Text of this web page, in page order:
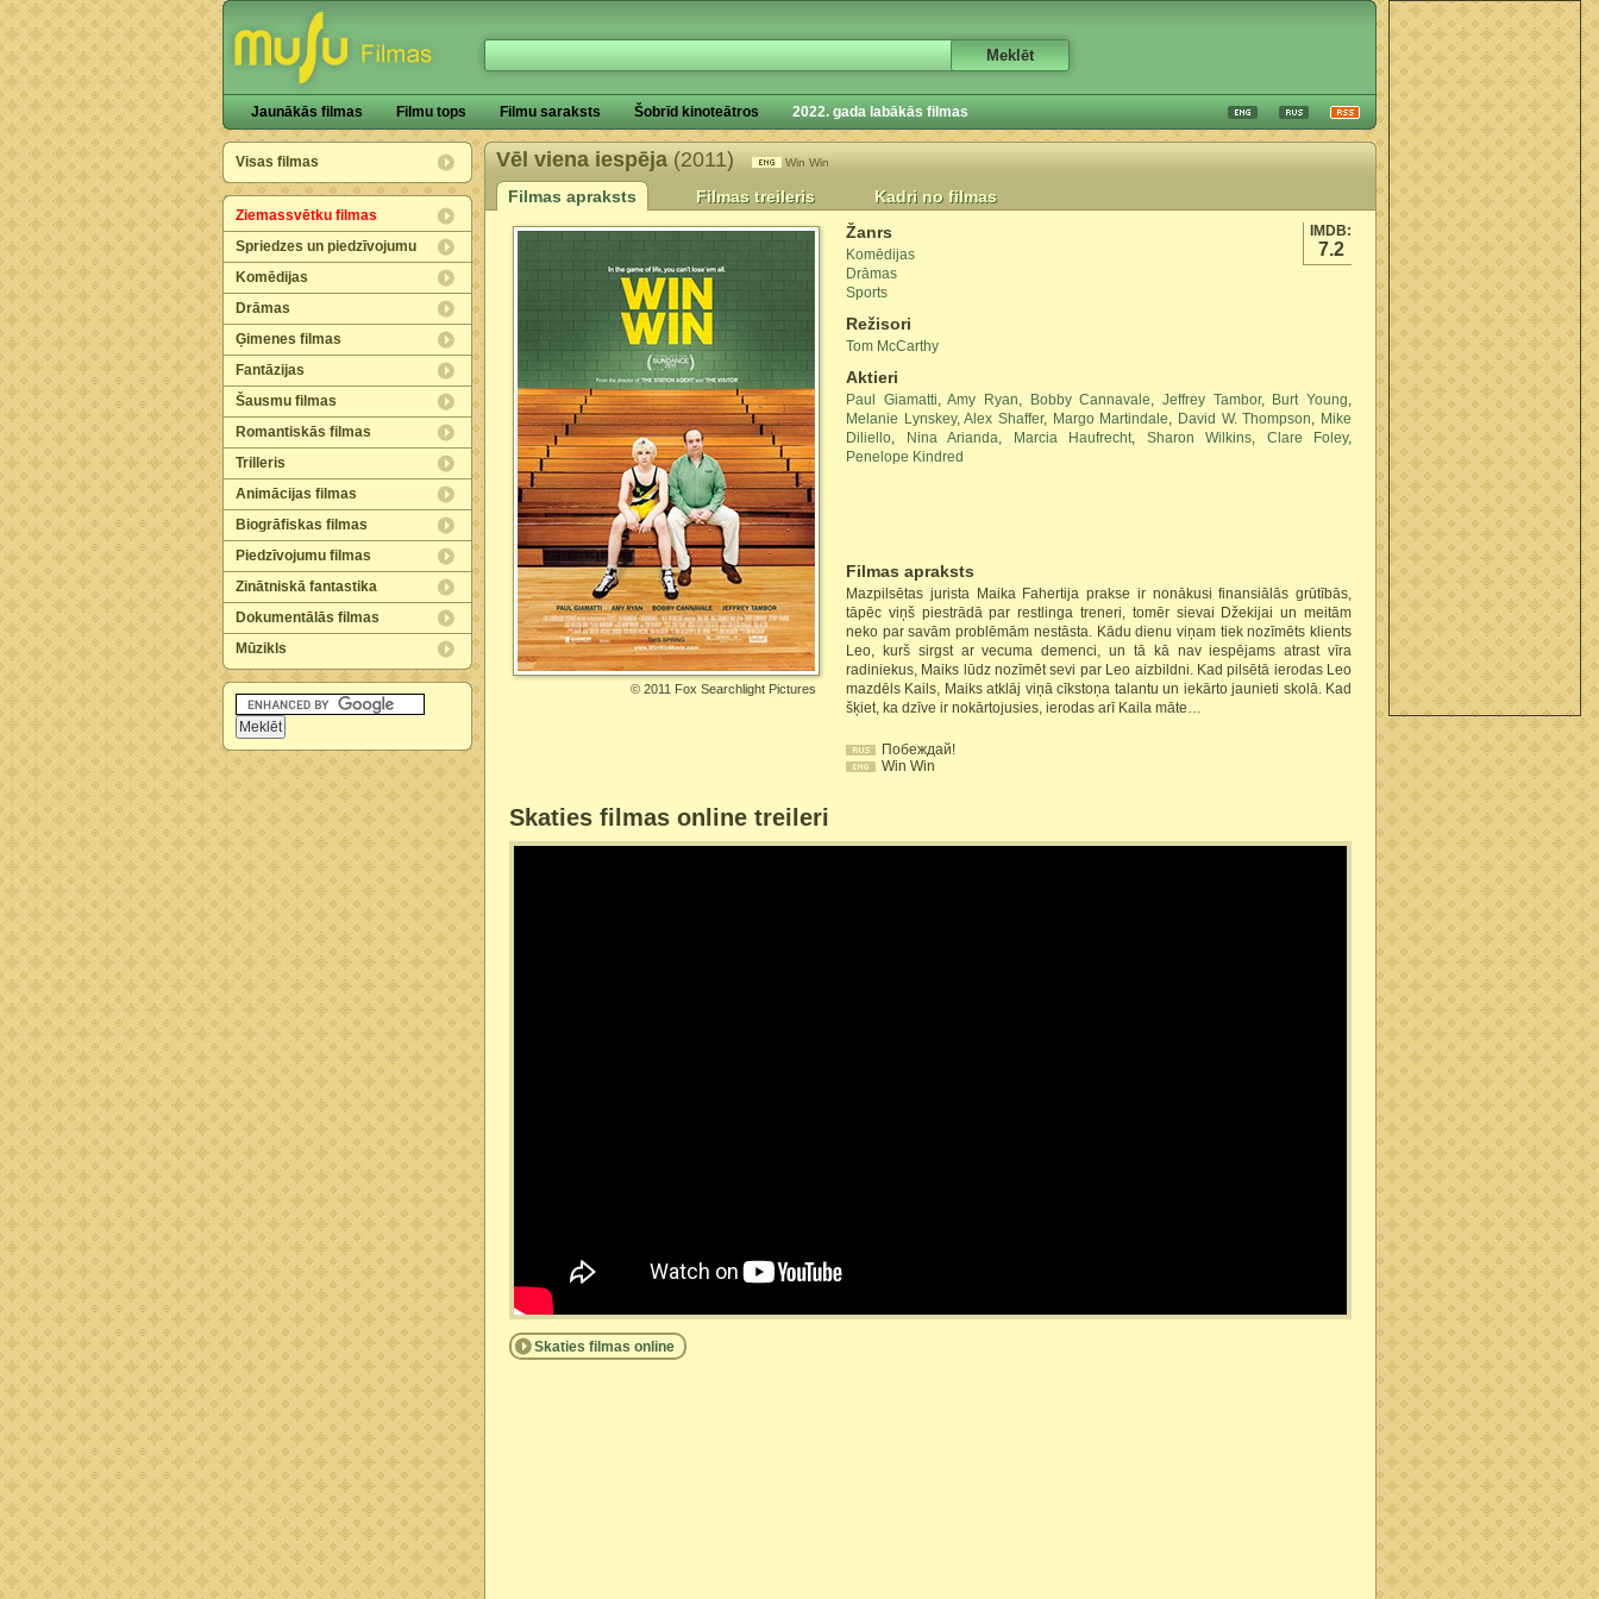
Jaunākās filmas Filmu tops Filmu saraksts Šobrīd kinoteātros 2022. gada labākās filmas
Visas filmas
Ziemassvētku filmas
Spriedzes un piedzīvojumu
Komēdijas
Drāmas
Ģimenes filmas
Fantāzijas
Šausmu filmas
Romantiskās filmas
Trilleris
Animācijas filmas
Biogrāfiskas filmas
Piedzīvojumu filmas
Zinātniskā fantastika
Dokumentālās filmas
Mūzikls
Vēl viena iespēja (2011) Win Win
Filmas apraksts Filmas treileris Kadri no filmas
IMDB:
7.2
Žanrs
Komēdijas
Drāmas
Sports
Režisori
Tom McCarthy
Aktieri
Paul Giamatti,Amy Ryan, Bobby Cannavale,Jeffrey Tambor, Burt Young,
Melanie Lynskey,Alex Shaffer, Margo Martindale, David W. Thompson, Mike
Diliello, Nina Arianda, Marcia Haufrecht, Sharon Wilkins, Clare Foley,
Penelope Kindred
Filmas apraksts
Mazpilsētas jurista Maika Fahertija prakse ir nonākusi finansiālās grūtībās,
tāpēc viņš piestrādā par restlinga treneri, tomēr sievai Džekijai un meitām
neko par savām problēmām nestāsta. Kādu dienu viņam tiek nozīmēts klients
Leo, kurš sirgst ar vecuma demenci, un tā kā nav iespējams atrast vīra
radiniekus, Maiks lūdz nozīmēt sevi par Leo aizbildni. Kad pilsētā ierodas Leo
mazdēls Kails, Maiks atklāj viņā cīkstoņa talantu un iekārto jaunieti skolā. Kad
šķiet, ka dzīve ir nokārtojusies, ierodas arī Kaila māte…
Побеждай!
Win Win
© 2011 Fox Searchlight Pictures
Skaties filmas online treileri
Skaties filmas online